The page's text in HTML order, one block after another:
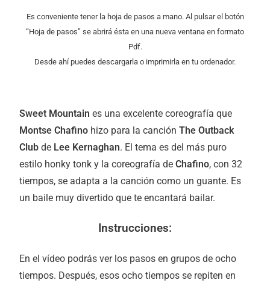
Es conveniente tener la hoja de pasos a mano. Al pulsar el botón
“Hoja de pasos” se abrirá ésta en una nueva ventana en formato
Pdf.
Desde ahí puedes descargarla o imprimirla en tu ordenador.
Sweet Mountain es una excelente coreografía que
Montse Chafino hizo para la canciónThe Outback
Club de Lee Kernaghan. El tema es del más puro
estilo honky tonk y la coreografía deChafino, con 32
tiempos, se adapta a la canción como un guante. Es
un baile muy divertido que te encantará bailar.
Instrucciones:
En el vídeo podrás ver los pasos en grupos de ocho
tiempos. Después, esos ocho tiempos se repiten en